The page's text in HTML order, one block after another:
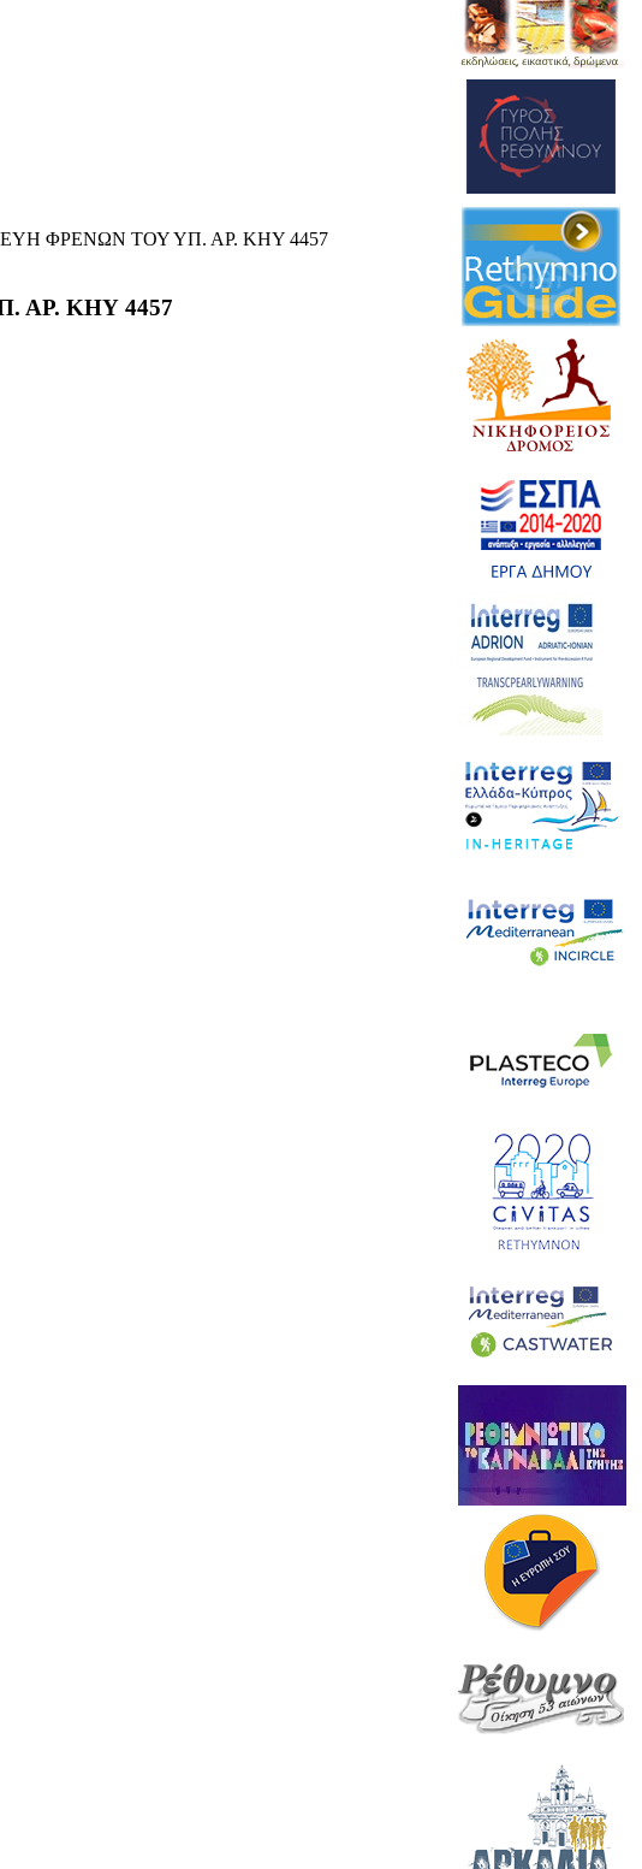
ΦΡΕΝΩΝ ΤΟΥ ΥΠ. ΑΡ. ΚΗΥ 4457
ΑΡ. ΚΗΥ 4457